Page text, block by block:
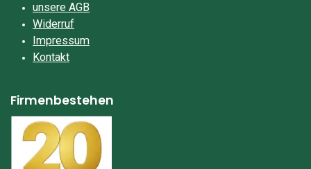
unsere AGB
Widerruf
Impressum​
Kontakt
Firmenbestehen